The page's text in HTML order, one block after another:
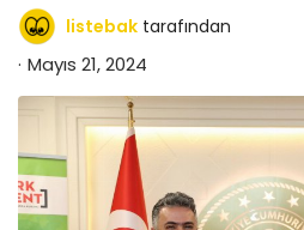
listebak tarafından
Mayıs 21, 2024